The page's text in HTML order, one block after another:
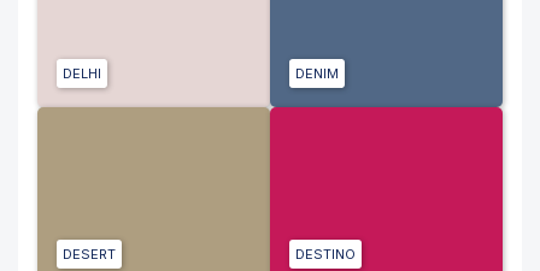
DELHI DENIM
DESERT DESTINO